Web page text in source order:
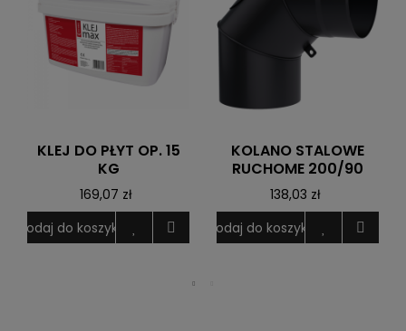
KLEJ DO PŁYT OP. 15
KG
169,07 zł
Dodaj do koszyka
KOLANO STALOWE
RUCHOME 200/90
138,03 zł
Dodaj do koszyka